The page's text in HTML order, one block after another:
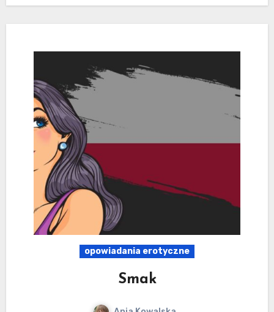
opowiadania erotyczne
Smak